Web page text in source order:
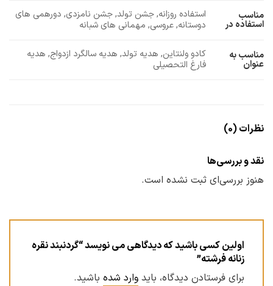
مناسب
استفاده در
استفاده روزانه, جشن تولد, جشن نامزدی, دورهمی های
دوستانه, عروسی, مهمانی های شبانه
مناسب به
عنوان
کادو ولنتاین, هدیه تولد, هدیه سالگرد ازدواج, هدیه
فارغ التحصیلی
نظرات (0)
نقد و بررسی‌ها
هنوز بررسی‌ای ثبت نشده است.
اولین کسی باشید که دیدگاهی می نویسد “گردنبند نقره
زنانه فرشته”
برای فرستادن دیدگاه، باید وارد شده باشید.